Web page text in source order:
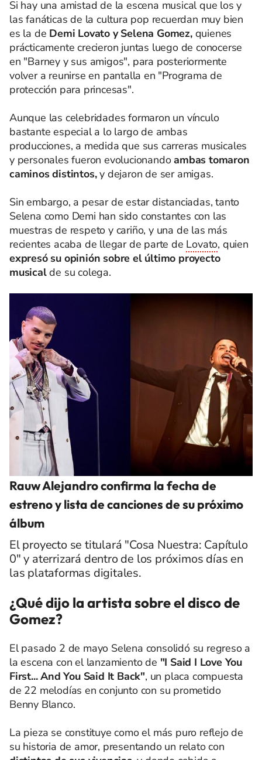
Si hay una amistad de la escena musical que los y
las fanáticas de la cultura pop recuerdan muy bien
es la de Demi Lovato y Selena Gomez,quienes
prácticamente crecieron juntas luego de conocerse
en "Barney y sus amigos", para posteriormente
volver a reunirse en pantalla en "Programa de
protección para princesas".
Aunque las celebridades formaron un vínculo
bastante especial a lo largo de ambas
producciones, a medida que sus carreras musicales
y personales fueron evolucionandoambas tomaron
caminos distintos,y dejaron de ser amigas.
Sin embargo, a pesar de estar distanciadas, tanto
Selena como Demi han sido constantes con las
muestras de respeto y cariño, y una de las más
recientes acaba de llegar de parte de Lovato, quien
expresó su opinión sobre el último proyecto
musicalde su colega.
Rauw Alejandro confirma la fecha de
estreno y lista de canciones de su próximo
álbum
El proyecto se titulará "Cosa Nuestra: Capítulo
0" y aterrizará dentro de los próximos días en
las plataformas digitales.
¿Qué dijo la artista sobre el disco de
Gomez?
El pasado 2 de mayo Selena consolidó su regreso a
la escena con el lanzamiento de "I Said I Love You
First... And You Said It Back", un placa compuesta
de 22 melodías en conjunto con su prometido
Benny Blanco.
La pieza se constituye como el más puro reflejo de
su historia de amor, presentando un relato con